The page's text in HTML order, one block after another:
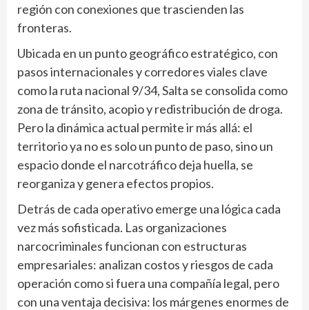
región con conexiones que trascienden las
fronteras.
Ubicada en un punto geográfico estratégico, con
pasos internacionales y corredores viales clave
como la ruta nacional 9/34, Salta se consolida como
zona de tránsito, acopio y redistribución de droga.
Pero la dinámica actual permite ir más allá: el
territorio ya no es solo un punto de paso, sino un
espacio donde el narcotráfico deja huella, se
reorganiza y genera efectos propios.
Detrás de cada operativo emerge una lógica cada
vez más sofisticada. Las organizaciones
narcocriminales funcionan con estructuras
empresariales: analizan costos y riesgos de cada
operación como si fuera una compañía legal, pero
con una ventaja decisiva: los márgenes enormes de